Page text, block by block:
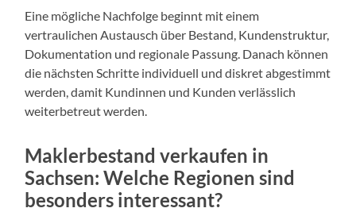
Eine mögliche Nachfolge beginnt mit einem
vertraulichen Austausch über Bestand, Kundenstruktur,
Dokumentation und regionale Passung. Danach können
die nächsten Schritte individuell und diskret abgestimmt
werden, damit Kundinnen und Kunden verlässlich
weiterbetreut werden.
Maklerbestand verkaufen in
Sachsen: Welche Regionen sind
besonders interessant?